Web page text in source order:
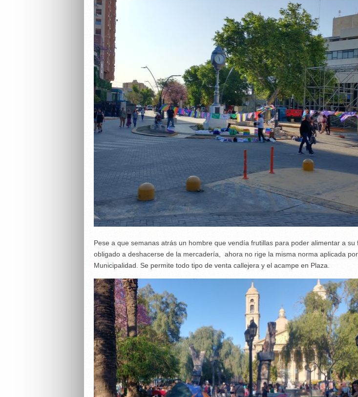
Pese a que semanas atrás un hombre que vendía frutillas para poder alimentar a su
obligado a deshacerse de la mercadería, ahora no rige la misma norma aplicada
Municipalidad. Se permite todo tipo de venta callejera y el acampe en Plaza.